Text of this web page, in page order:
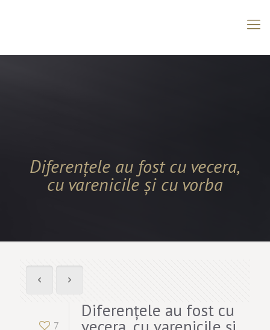
Diferențele au fost cu vecera,
cu varenicile și cu vorba
7
Diferențele au fost cu